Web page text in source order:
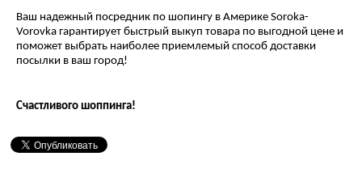
Ваш надежный посредник по шопингу в Америке Soroka-
Vorovka гарантирует быстрый выкуп товара по выгодной цене и
поможет выбрать наиболее приемлемый способ доставки
посылки в ваш город!
Счастливого шоппинга!